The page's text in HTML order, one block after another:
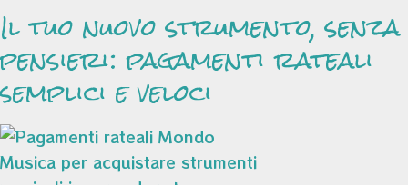
Il tuo nuovo strumento, senza
pensieri: pagamenti rateali
semplici e veloci